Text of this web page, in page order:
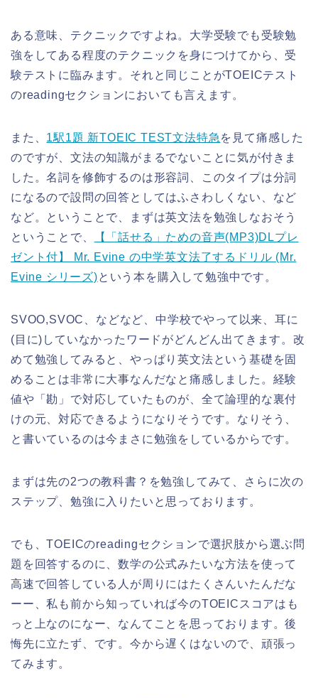
ある意味、テクニックですよね。大学受験でも受験勉
強をしてある程度のテクニックを身につけてから、受
験テストに臨みます。それと同じことがTOEICテスト
のreadingセクションにおいても言えます。
また、 1駅1題 新TOEIC TEST文法特急 を見て痛感した
のですが、文法の知識がまるでないことに気が付きま
した。名詞を修飾するのは形容詞、このタイプは分詞
になるので設問の回答としてはふさわしくない、など
など。ということで、まずは英文法を勉強しなおそう
ということで、
【「話せる」ための音声(MP3)DLプレ
ゼント付】 Mr. Evine の中学英文法了するドリル (Mr.
Evine シリーズ)という本を購入して勉強中です。
SVOO,SVOC、などなど、中学校でやって以来、耳に
(目に)していなかったワードがどんどん出てきます。改
めて勉強してみると、やっぱり英文法という基礎を固
めることは非常に大事なんだなと痛感しました。経験
値や「勘」で対応していたものが、全て論理的な裏付
けの元、対応できるようになりそうです。なりそう、
と書いているのは今まさに勉強をしているからです。
まずは先の2つの教科書？を勉強してみて、さらに次の
ステップ、勉強に入りたいと思っております。
でも、TOEICのreadingセクションで選択肢から選ぶ問
題を回答するのに、数学の公式みたいな方法を使って
高速で回答している人が周りにはたくさんいたんだな
ーー、私も前から知っていれば今のTOEICスコアはも
っと上なのになー、なんてことを思っております。後
悔先に立たず、です。今から遅くはないので、頑張っ
てみます。